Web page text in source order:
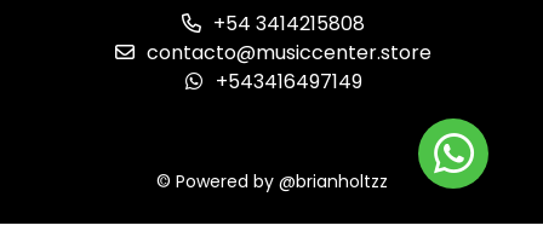
+54 3414215808
contacto@musiccenter.store
+543416497149
© Powered by @brianholtzz